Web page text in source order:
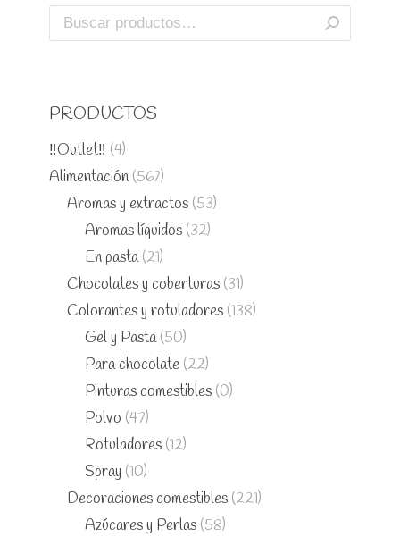
PRODUCTOS
‼️Outlet‼️ (4)
Alimentación (567)
Aromas y extractos (53)
Aromas líquidos (32)
En pasta (21)
Chocolates y coberturas (31)
Colorantes y rotuladores (138)
Gel y Pasta (50)
Para chocolate (22)
Pinturas comestibles (0)
Polvo (47)
Rotuladores (12)
Spray (10)
Decoraciones comestibles (221)
Azúcares y Perlas (58)